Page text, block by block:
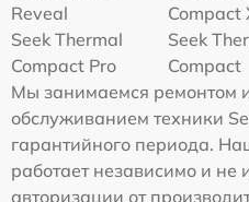
Reveal
Compact
Seek Thermal
Compact Pro
Seek
Compact
Мы занимаемся ремонтом
обслуживанием техники
гарантийного периода.
работает независимо и не
авторизации от